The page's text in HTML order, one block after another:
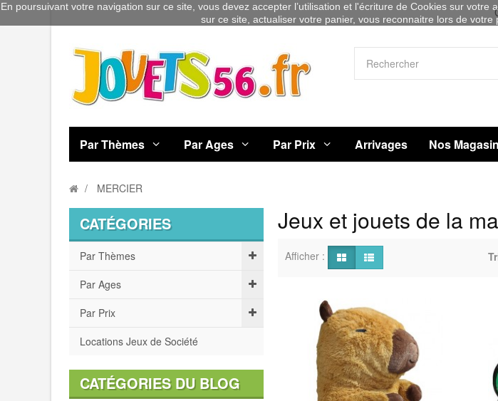
Par Thèmes Par Ages Par Prix Arrivages Nos
MERCIER
CATÉGORIES
Par Thèmes
Par Ages
Par Prix
Locations Jeux de Société
CATÉGORIES DU BLOG
Jeux et jouets de la
Afficher :
En poursuivant votre navigation sur ce site, vous devez accepter l’utilisation et l'écriture de Cookies sur
sur ce site, actualiser votre panier, vous reconnaitre lors de